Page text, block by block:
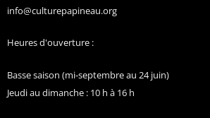
info@culturepapineau.org
Heures d'ouverture :
Basse saison (mi-septembre au 24 juin)
Jeudi au dimanche : 10 h à 16 h